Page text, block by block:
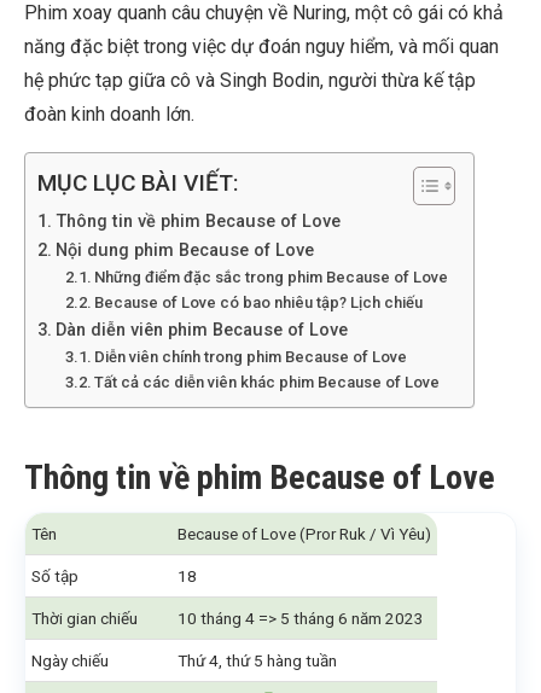
Phim xoay quanh câu chuyện về Nuring, một cô gái có khả
năng đặc biệt trong việc dự đoán nguy hiểm, và mối quan
hệ phức tạp giữa cô và Singh Bodin, người thừa kế tập
đoàn kinh doanh lớn.
MỤC LỤC BÀI VIẾT:
Thông tin về phim Because of Love
Nội dung phim Because of Love
Những điểm đặc sắc trong phim Because of Love
Because of Love có bao nhiêu tập? Lịch chiếu
Dàn diễn viên phim Because of Love
Diễn viên chính trong phim Because of Love
Tất cả các diễn viên khác phim Because of Love
Thông tin về phim Because of Love
Tên Because of Love (Pror Ruk / Vì Yêu)
Số tập 18
Thời gian chiếu 10 tháng 4 => 5 tháng 6 năm 2023
Ngày chiếu Thứ 4, thứ 5 hàng tuần